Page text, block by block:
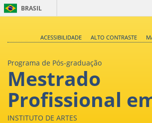
BRASIL
ACESSIBILIDADE
ALTO CONTRASTE
Programa de Pós-graduação
Mestrado
Profissional
INSTITUTO DE ARTES